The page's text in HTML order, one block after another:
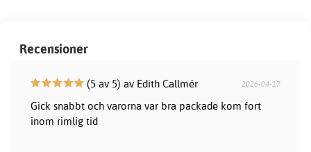
Recensioner
(5 av 5) av Edith Callmér 2026-04-17
Gick snabbt och varorna var bra packade kom fort
inom rimlig tid